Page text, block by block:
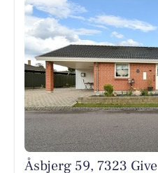
Åsbjerg 59, 7323 Give